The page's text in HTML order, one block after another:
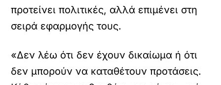
προτείνει πολιτικές, αλλά επιμένει στη
σειρά εφαρμογής τους.
«Δεν λέω ότι δεν έχουν δικαίωμα ή ότι
δεν μπορούν να καταθέτουν προτάσεις.